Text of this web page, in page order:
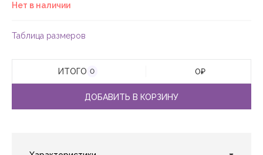
Нет в наличии
Таблица размеров
ИТОГО 0 0₽
ДОБАВИТЬ В КОРЗИНУ